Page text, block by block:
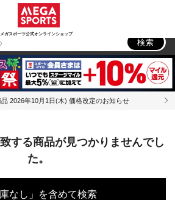
メガスポーツ公式オンラインショップ
トドア
検索
2026年10月1日(木) 価格改定のお知らせ
する商品が見つかりませんでし
た。
庫なし」を含めて検索